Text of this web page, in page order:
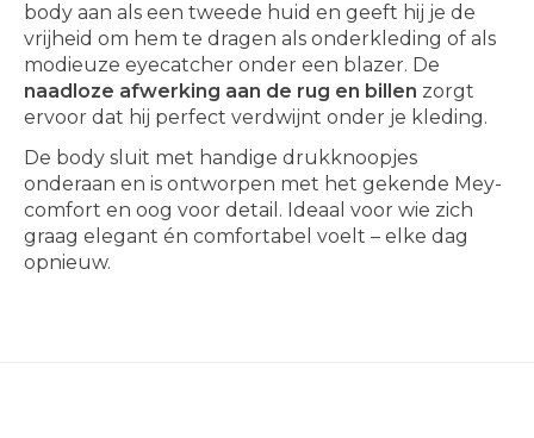
body aan als een tweede huid en geeft hij je de
vrijheid om hem te dragen als onderkleding of als
modieuze eyecatcher onder een blazer. De
naadloze afwerking aan de rug en billen zorgt
ervoor dat hij perfect verdwijnt onder je kleding.
De body sluit met handige drukknoopjes
onderaan en is ontworpen met het gekende Mey-
comfort en oog voor detail. Ideaal voor wie zich
graag elegant én comfortabel voelt – elke dag
opnieuw.